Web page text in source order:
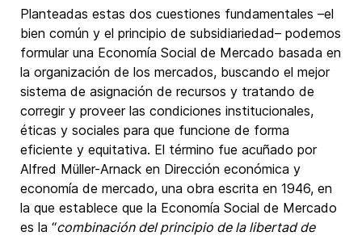
Planteadas estas dos cuestiones fundamentales –el
bien común y el principio de subsidiariedad– podemos
formular una Economía Social de Mercado basada en
la organización de los mercados, buscando el mejor
sistema de asignación de recursos y tratando de
corregir y proveer las condiciones institucionales,
éticas y sociales para que funcione de forma
eficiente y equitativa. El término fue acuñado por
Alfred Müller-Arnack en Dirección económica y
economía de mercado, una obra escrita en 1946, en
la que establece que la Economía Social de Mercado
es la “combinación del principio de la libertad de